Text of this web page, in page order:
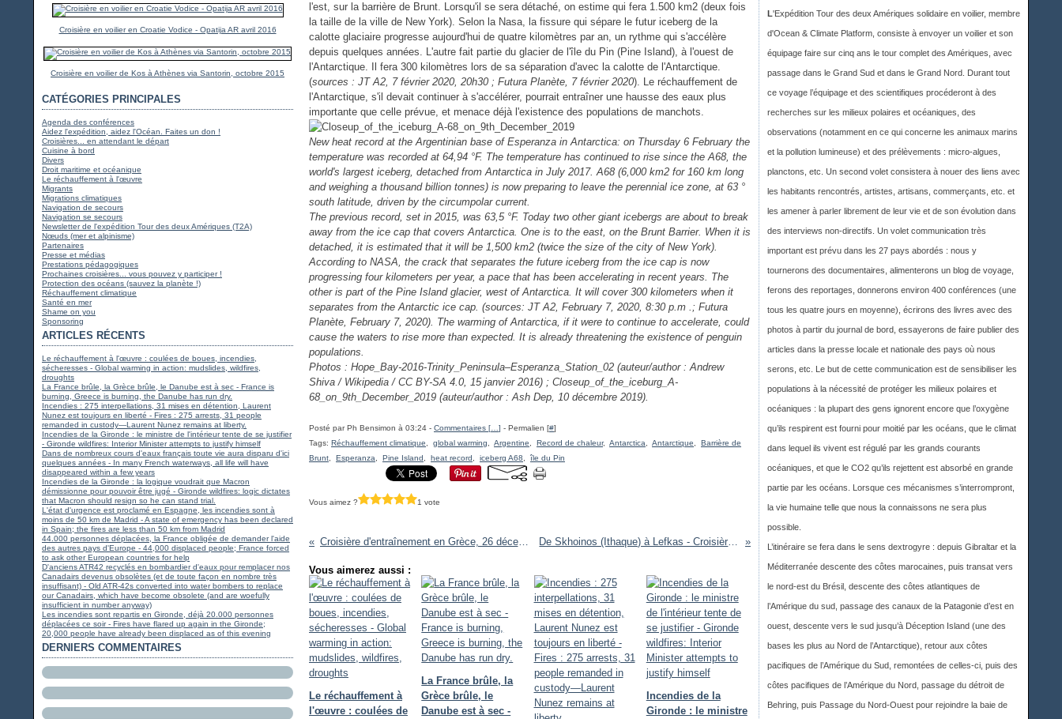
Croisière en voilier en Croatie Vodice - Opatija AR avril 2016
Croisière en voilier de Kos à Athènes via Santorin, octobre 2015
CATÉGORIES PRINCIPALES
Agenda des conférences
Aidez l'expédition, aidez l'Océan. Faites un don !
Croisières... en attendant le départ
Cuisine à bord
Divers
Droit maritime et océanique
Le réchauffement à l'œuvre
Migrants
Migrations climatiques
Navigation de secours
Navigation se secours
Newsletter de l'expédition Tour des deux Amériques (T2A)
Nœuds (mer et alpinisme)
Partenaires
Presse et médias
Prestations pédagogiques
Prochaines croisières... vous pouvez y participer !
Protection des océans (sauvez la planète !)
Réchauffement climatique
Santé en mer
Shame on you
Sponsoring
ARTICLES RÉCENTS
Le réchauffement à l'œuvre : coulées de boues, incendies,
sécheresses - Global warming in action: mudslides, wildfires,
droughts
La France brûle, la Grèce brûle, le Danube est à sec - France is
burning, Greece is burning, the Danube has run dry.
Incendies : 275 interpellations, 31 mises en détention, Laurent
Nunez est toujours en liberté - Fires : 275 arrests, 31 people
remanded in custody—Laurent Nunez remains at liberty.
Incendies de la Gironde : le ministre de l'intérieur tente de se justifier
- Gironde wildfires: Interior Minister attempts to justify himself
Dans de nombreux cours d'eaux français toute vie aura disparu d'ici
quelques années - In many French waterways, all life will have
disappeared within a few years
Incendies de la Gironde : la logique voudrait que Macron
démissionne pour pouvoir être jugé - Gironde wildfires: logic dictates
that Macron should resign so he can stand trial.
L'état d'urgence est proclamé en Espagne, les incendies sont à
moins de 50 km de Madrid - A state of emergency has been declared
in Spain; the fires are less than 50 km from Madrid
44.000 personnes déplacées, la France obligée de demander l'aide
des autres pays d'Europe - 44,000 displaced people; France forced
to ask other European countries for help
D'anciens ATR42 recyclés en bombardier d'eaux pour remplacer nos
Canadairs devenus obsolètes (et de toute façon en nombre très
insuffisant) - Old ATR-42s converted into water bombers to replace
our Canadairs, which have become obsolete (and are woefully
insufficient in number anyway)
Les incendies sont repartis en Gironde, déjà 20.000 personnes
déplacées ce soir - Fires have flared up again in the Gironde;
20,000 people have already been displaced as of this evening
DERNIERS COMMENTAIRES
l'est, sur la barrière de Brunt. Lorsqu'il se sera détaché, on estime qui fera 1.500 km2 (deux fois
la taille de la ville de New York). Selon la Nasa, la fissure qui sépare le futur iceberg de la
calotte glaciaire progresse aujourd'hui de quatre kilomètres par an, un rythme qui s'accélère
depuis quelques années. L'autre fait partie du glacier de l'île du Pin (Pine Island), à l'ouest de
l'Antarctique. Il fera 300 kilomètres lors de sa séparation d'avec la calotte de l'Antarctique.
(sources : JT A2, 7 février 2020, 20h30 ; Futura Planète, 7 février 2020). Le réchauffement de
l'Antarctique, s'il devait continuer à s'accélérer, pourrait entraîner une hausse des eaux plus
importante que celle prévue, et menace déjà l'existence des populations de manchots.
New heat record at the Argentinian base of Esperanza in Antarctica: on Thursday 6 February the
temperature was recorded at 64,94 °F. The temperature has continued to rise since the A68, the
world's largest iceberg, detached from Antarctica in July 2017. A68 (6,000 km2 for 160 km long
and weighing a thousand billion tonnes) is now preparing to leave the perennial ice zone, at 63 °
south latitude, driven by the circumpolar current.
The previous record, set in 2015, was 63,5 °F. Today two other giant icebergs are about to break
away from the ice cap that covers Antarctica. One is to the east, on the Brunt Barrier. When it is
detached, it is estimated that it will be 1,500 km2 (twice the size of the city of New York).
According to NASA, the crack that separates the future iceberg from the ice cap is now
progressing four kilometers per year, a pace that has been accelerating in recent years. The
other is part of the Pine Island glacier, west of Antarctica. It will cover 300 kilometers when it
separates from the Antarctic ice cap. (sources: JT A2, February 7, 2020, 8:30 p.m .; Futura
Planète, February 7, 2020). The warming of Antarctica, if it were to continue to accelerate, could
cause the waters to rise more than expected. It is already threatening the existence of penguin
populations.
Photos : Hope_Bay-2016-Trinity_Peninsula–Esperanza_Station_02 (auteur/author : Andrew
Shiva / Wikipedia / CC BY-SA 4.0, 15 janvier 2016) ; Closeup_of_the_iceburg_A-
68_on_9th_December_2019 (auteur/author :Ash Dep, 10 décembre 2019).
Posté par Ph Bensimon à 03:24 - Commentaires [ ] - Permalien [#]
Tags: Réchauffement climatique global warming Argentine Record de chaleur, Antarctica Antarctique
Barrière de
Brunt
Esperanza Pine Island heat record iceberg A68 île du Pin
Vous aimez ? 1 vote
Croisière d'entraînement en Grèce, 26 décembre 2019 - De Missalonghi à Skhoinos (Ithaque) - Training cruise, December 26, 2019 De Skhoinos (Ithaque) à Lefkas - Croisière d'entraînement en Grèce, 27 décembre 2019 - Training cruise, December 27, 2019
Vous aimerez aussi :
Le réchauffement à
l'œuvre : coulées de
La France brûle, la
Grèce brûle, le
Danube est à sec -
Incendies de la
Gironde : le ministre
L'Expédition Tour des deux Amériques solidaire en voilier, membre
d'Ocean & Climate Platform, consiste à envoyer un voilier et son
équipage faire sur cinq ans le tour complet des Amériques, avec
passage dans le Grand Sud et dans le Grand Nord. Durant tout
ce voyage l’équipage et des scientifiques procéderont à des
recherches sur les milieux polaires et océaniques, des
observations (notamment en ce qui concerne les animaux marins
et la pollution lumineuse) et des prélèvements : micro-algues,
planctons, etc. Un second volet consistera à nouer des liens avec
les habitants rencontrés, artistes, artisans, commerçants, etc. et
les amener à parler librement de leur vie et de son évolution dans
des interviews non-directifs. Un volet communication très
important est prévu dans les 27 pays abordés : nous y
tournerons des documentaires, alimenterons un blog de voyage,
ferons des reportages, donnerons environ 400 conférences (une
tous les quatre jours en moyenne), écrirons des livres avec des
photos à partir du journal de bord, essayerons de faire publier des
articles dans la presse locale et nationale des pays où nous
serons, etc. Le but de cette communication est de sensibiliser les
populations à la nécessité de protéger les milieux polaires et
océaniques : la plupart des gens ignorent encore que l’oxygène
qu’ils respirent est fourni pour moitié par les océans, que le climat
dans lequel ils vivent est régulé par les grands courants
océaniques, et que le CO2 qu’ils rejettent est absorbé en grande
partie par les océans. Lorsque ces mécanismes s’interrompront,
la vie humaine telle que nous la connaissons ne sera plus
possible.
L’itinéraire se fera dans le sens dextrogyre : depuis Gibraltar et la
Méditerranée descente des côtes marocaines, puis transat vers
le nord-est du Brésil, descente des côtes atlantiques de
l’Amérique du sud, passage des canaux de la Patagonie d’est en
ouest, descente vers le sud jusqu’à Déception Island (une des
bases les plus au Nord de l’Antarctique), retour aux côtes
pacifiques de l’Amérique du Sud, remontées de celles-ci, puis des
côtes pacifiques de l’Amérique du Nord, passage du détroit de
Behring, puis Passage du Nord-Ouest pour rejoindre la baie de